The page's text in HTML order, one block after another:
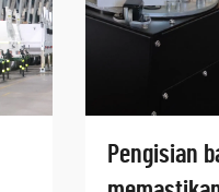
Pengisian